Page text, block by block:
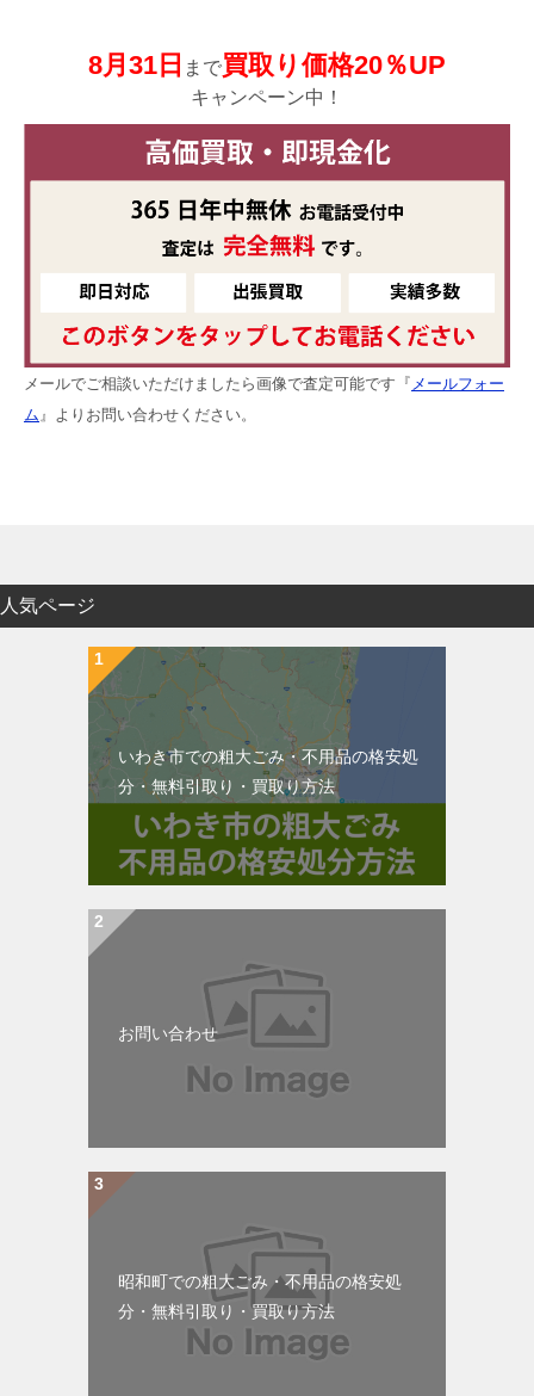
8月31日 まで買取り価格20％UP
キャンペーン中！
メールでご相談いただけましたら画像で査定可能です『 メールフォー
ム 』よりお問い合わせください。
人気ページ
いわき市での粗大ごみ・不用品の格安処
分・無料引取り・買取り方法
お問い合わせ
昭和町での粗大ごみ・不用品の格安処
分・無料引取り・買取り方法